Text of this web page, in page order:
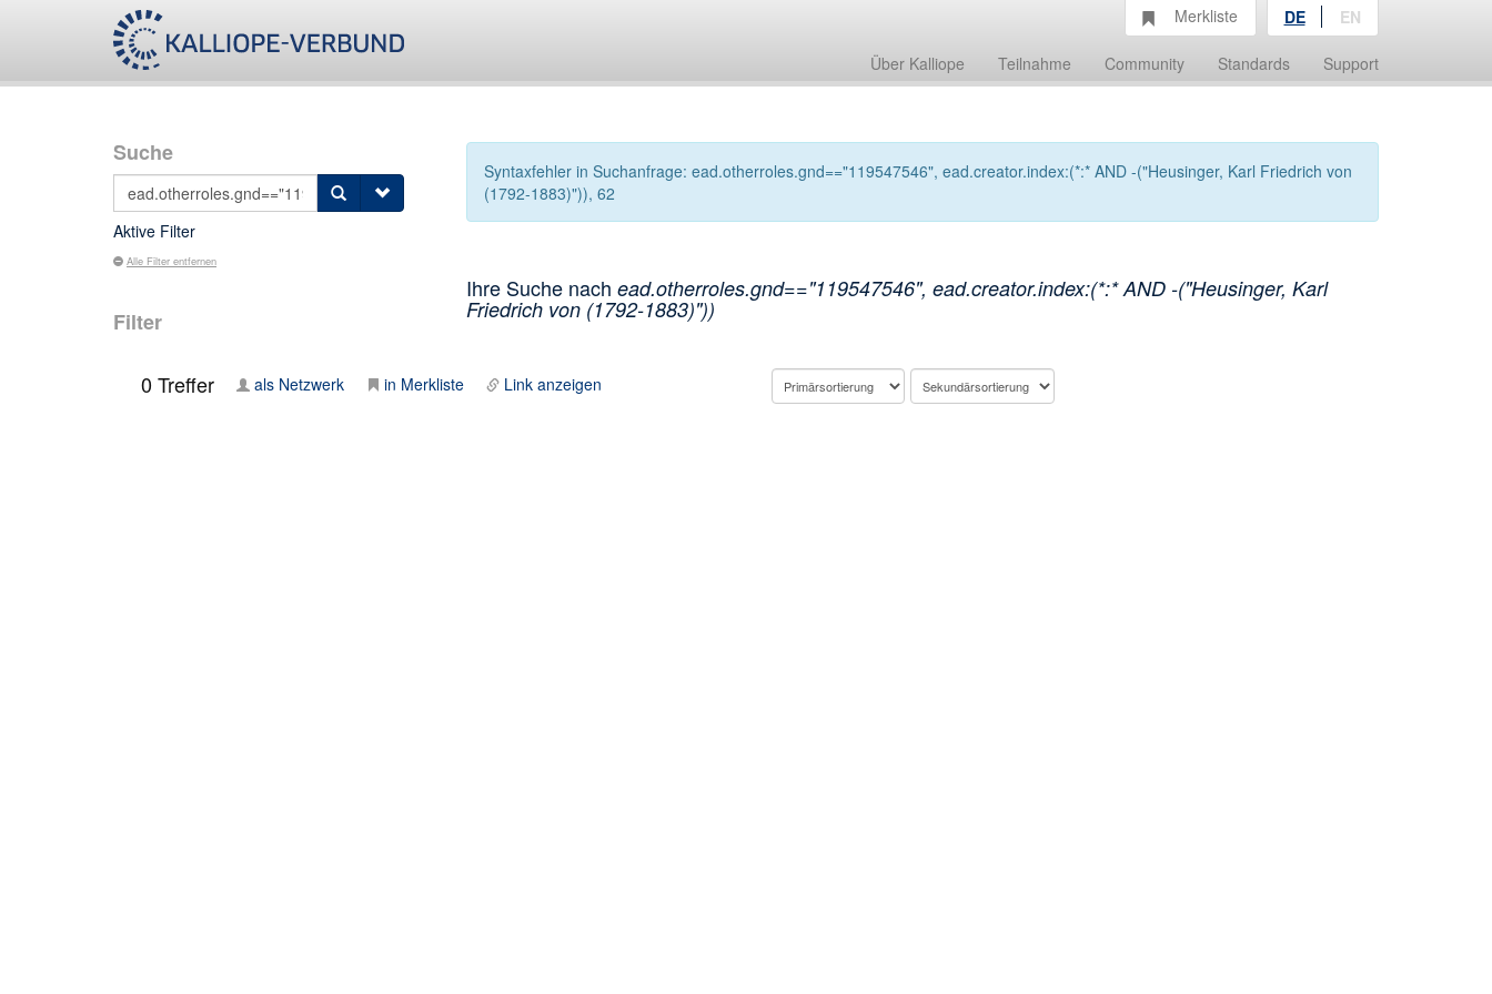
Über Kalliope Teilnahme Community Standards Support
Merkliste DE EN
Suche
Aktive Filter
Alle Filter entfernen
Filter
Syntaxfehler in Suchanfrage: ead.otherroles.gnd=="119547546", ead.creator.index:(*:* AND -("Heusinger, Karl Friedrich von
(1792-1883)")), 62
Ihre Suche nach ead.otherroles.gnd=="119547546", ead.creator.index:(*:* AND -("Heusinger, Karl
Friedrich von (1792-1883)"))
0Treffer als Netzwerk in Merkliste Link anzeigen